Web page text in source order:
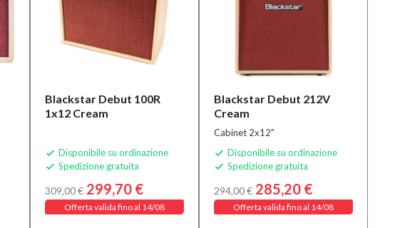
Blackstar Debut 100R
1x12 Cream
 Disponibile su ordinazione
 Spedizione gratuita
309,00 € 299,70 €
Offerta valida fino al 14/08
Blackstar Debut 212V
Cream
Cabinet 2x12"
 Disponibile su ordinazione
 Spedizione gratuita
294,00 € 285,20 €
Offerta valida fino al 14/08